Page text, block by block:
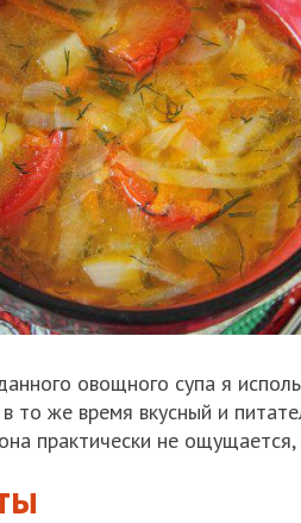
овощного супа я
то же время вкусный и
практически не